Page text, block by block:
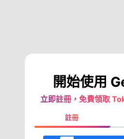
開始使用
立即註冊，免費領取
註冊